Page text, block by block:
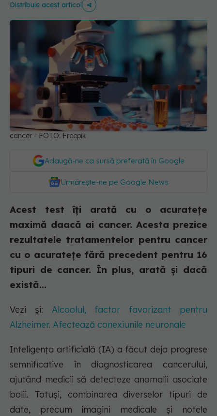
Distribuie acest articol
cancer - FOTO: Freepik
Adaugă-ne ca sursă preferată în Google
Urmărește-ne pe Google News
Acest test îți arată cu o acuratețe
maximă daacă ai cancer. Acesta prezice
rezultatele tratamentelor pentru cancer
cu o acuratețe fără precedent pentru 16
tipuri de cancer. În plus, arată și dacă
există...
Vezi și: Alcoolul, factor favorizant pentru
Alzheimer. Afectează conexiunile neuronale
Inteligența artificială (IA) a făcut deja progrese
semnificative în diagnosticarea cancerului,
ajutând medicii să detecteze anomalii asociate
bolii. Totuși, combinarea diverselor tipuri de
date, precum imagini medicale și notele